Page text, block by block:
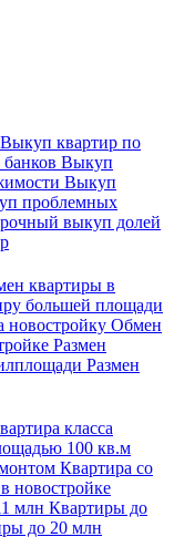
Выкуп квартир по
Выкуп
Выкуп
проблемных
выкуп долей
квартиры в
большей площади
новостройку Обмен
Размен
Размен
класса
100 кв.м
Квартира со
новостройке
млн Квартиры до
до 20 млн